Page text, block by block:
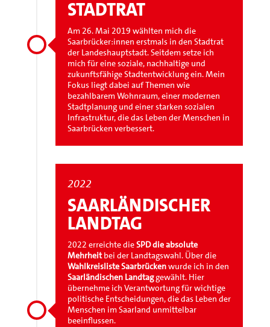
STADTRAT
Am 26. Mai 2019 wählten mich die
Saarbrücker:innen erstmals in den Stadtrat
der Landeshauptstadt. Seitdem setze ich
mich für eine soziale, nachhaltige und
zukunftsfähige Stadtentwicklung ein. Mein
Fokus liegt dabei auf Themen wie
bezahlbarem Wohnraum, einer modernen
Stadtplanung und einer starken sozialen
Infrastruktur, die das Leben der Menschen in
Saarbrücken verbessert.
2022
SAARLÄNDISCHER
LANDTAG
2022 erreichte dieSPD die absolute
Mehrheitbei der Landtagswahl. Über die
Wahlkreisliste Saarbrückenwurde ich in den
Saarländischen Landtaggewählt. Hier
übernehme ich Verantwortung für wichtige
politische Entscheidungen, die das Leben der
Menschen im Saarland unmittelbar
beeinflussen.